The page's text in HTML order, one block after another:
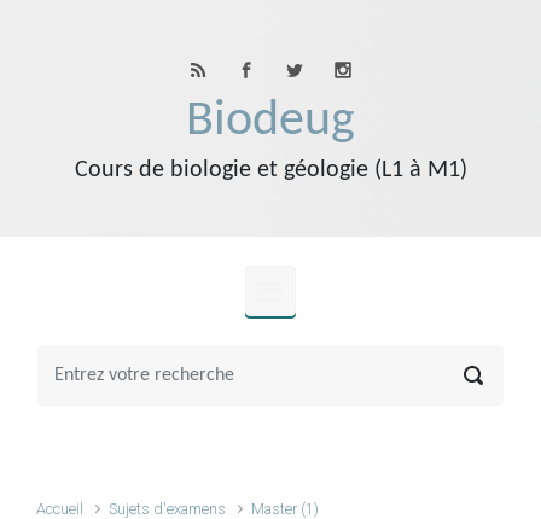
Biodeug
Cours de biologie et géologie (L1 à M1)
Accueil Sujets d'examens
Master (1)